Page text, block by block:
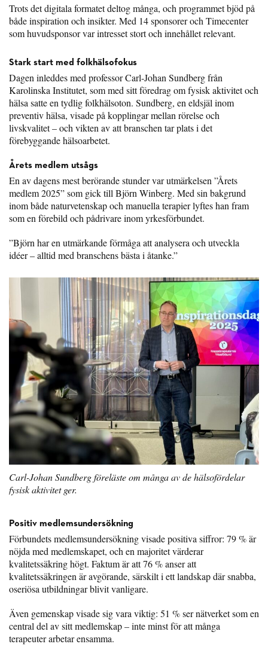
Trots det digitala formatet deltog många, och programmet bjöd på
både inspiration och insikter. Med 14 sponsorer och Timecenter
som huvudsponsor var intresset stort och innehållet relevant.
Stark start med folkhälsofokus
Dagen inleddes med professor Carl-Johan Sundberg från
Karolinska Institutet, som med sitt föredrag om fysisk aktivitet och
hälsa satte en tydlig folkhälsoton. Sundberg, en eldsjäl inom
preventiv hälsa, visade på kopplingar mellan rörelse och
livskvalitet – och vikten av att branschen tar plats i det
förebyggande hälsoarbetet.
Årets medlem utsågs
En av dagens mest berörande stunder var utmärkelsen ”Årets
medlem 2025” som gick till Björn Winberg. Med sin bakgrund
inom både naturvetenskap och manuella terapier lyftes han fram
som en förebild och pådrivare inom yrkesförbundet.
”Björn har en utmärkande förmåga att analysera och utveckla
idéer – alltid med branschens bästa i åtanke.”
Carl-Johan Sundberg föreläste om många av de hälsofördelar
fysisk aktivitet ger.
Positiv medlemsundersökning
Förbundets medlemsundersökning visade positiva siffror: 79 % är
nöjda med medlemskapet, och en majoritet värderar
kvalitetssäkring högt. Faktum är att 76 % anser att
kvalitetssäkringen är avgörande, särskilt i ett landskap där snabba,
oseriösa utbildningar blivit vanligare.
Även gemenskap visade sig vara viktig: 51 % ser nätverket som en
central del av sitt medlemskap – inte minst för att många
terapeuter arbetar ensamma.